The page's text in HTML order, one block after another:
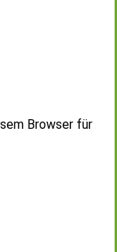
Browser für